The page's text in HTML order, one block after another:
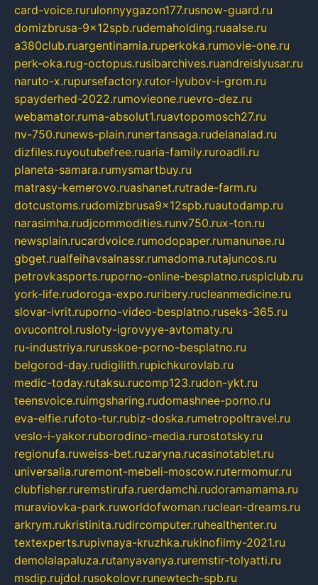
card-voice.rurulonnyygazon177.rusnow-guard.ru
domizbrusa-9x12spb.rudemaholding.ruaalse.ru
a380club.ruargentinamia.ruperkoka.rumovie-one.ru
perk-oka.rug-octopus.rusibarchives.ruandreislyusar.ru
naruto-x.rupursefactory.rutor-lyubov-i-grom.ru
spayderhed-2022.rumovieone.ruevro-dez.ru
webamator.ruma-absolut1.ruavtopomosch27.ru
nv-750.runews-plain.runertansaga.rudelanalad.ru
dizfiles.ruyoutubefree.ruaria-family.ruroadli.ru
planeta-samara.rumysmartbuy.ru
matrasy-kemerovo.ruashanet.rutrade-farm.ru
dotcustoms.rudomizbrusa9x12spb.ruautodamp.ru
narasimha.rudjcommodities.runv750.rux-ton.ru
newsplain.rucardvoice.rumodopaper.rumanunae.ru
gbget.rualfeihavsalnassr.rumadoma.rutajuncos.ru
petrovkasports.ruporno-online-besplatno.rusplclub.ru
york-life.rudoroga-expo.ruribery.rucleanmedicine.ru
slovar-ivrit.ruporno-video-besplatno.ruseks-365.ru
ovucontrol.rusloty-igrovyye-avtomaty.ru
ru-industriya.rurusskoe-porno-besplatno.ru
belgorod-day.rudigilith.rupichkurovlab.ru
medic-today.rutaksu.rucomp123.rudon-ykt.ru
teensvoice.ruimgsharing.rudomashnee-porno.ru
eva-elfie.rufoto-tur.rubiz-doska.rumetropoltravel.ru
veslo-i-yakor.ruborodino-media.rurostotsky.ru
regionufa.ruweiss-bet.ruzaryna.rucasinotablet.ru
universalia.ruremont-mebeli-moscow.rutermomur.ru
clubfisher.ruremstirufa.ruerdamchi.rudoramamama.ru
muraviovka-park.ruworldofwoman.ruclean-dreams.ru
arkrym.rukristinita.rudircomputer.ruhealthenter.ru
textexperts.rupivnaya-kruzhka.rukinofilmy-2021.ru
demolalapaluza.rutanyavanya.ruremstir-tolyatti.ru
msdip.rujdol.rusokolovr.runewtech-spb.ru